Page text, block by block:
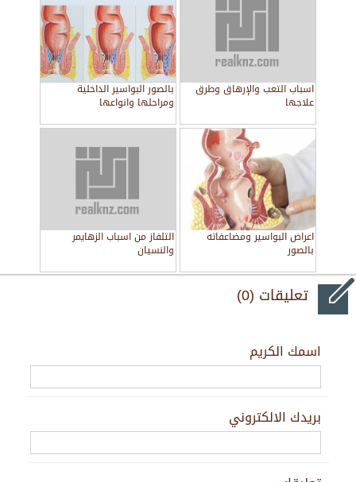
اسباب التعب والإرهاق وطرق
علاجها
بالصور البواسير الداخلية
ومراحلها وانواعها
اعراض البواسير ومضاعفاته
بالصور
التلفاز من اسباب الزهايمر
والنسيان
تعليقات (0)
اسمك الكريم
بريدك الالكتروني